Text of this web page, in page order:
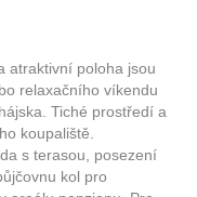
atraktivní poloha jsou
relaxačního víkendu
Tiché prostředí a
koupaliště.
s terasou, posezení
kol pro